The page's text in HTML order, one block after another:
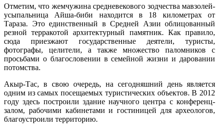
Отметим, что жемчужина средневекового зодчества мавзолей-
усыпальница Айша-биби находится в 18 километрах от
Тараза. Это единственный в Средней Азии облицованный
резной терракотой архитектурный памятник. Как правило,
сюда приезжают государственные деятели, туристы,
фотографы, целители, а также множество паломников с
просьбами о благословении в семейной жизни и даровании
потомства.
Акыр-Тас, в свою очередь, на сегодняшний день является
одним из самых посещаемых туристических объектов. В 2012
году здесь построили здание научного центра с конференц-
залом, рабочими кабинетами и гостиницей для археологов,
благоустроили территорию.